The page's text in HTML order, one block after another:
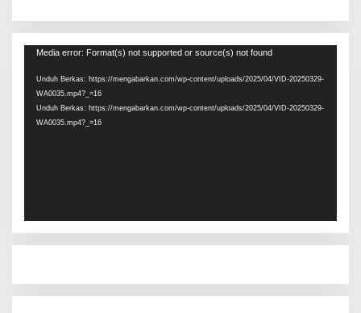
Pemutar
Media error: Format(s) not supported or source(s) not found
Unduh Berkas: https://mengabarkan.com/wp-content/uploads/2025/04/VID-20250329-
WA0035.mp4?_=16
Unduh Berkas: https://mengabarkan.com/wp-content/uploads/2025/04/VID-20250329-
WA0035.mp4?_=16